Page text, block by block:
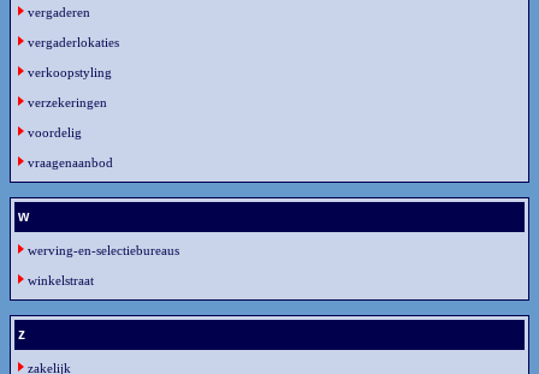
vergaderen
vergaderlokaties
verkoopstyling
verzekeringen
voordelig
vraagenaanbod
w
werving-en-selectiebureaus
winkelstraat
z
zakelijk